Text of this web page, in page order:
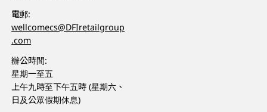
電郵:
wellcomecs@DFIretailgroup
.com
辦公時間:
星期一至五
上午九時至下午五時 (星期六、
日及公眾假期休息)